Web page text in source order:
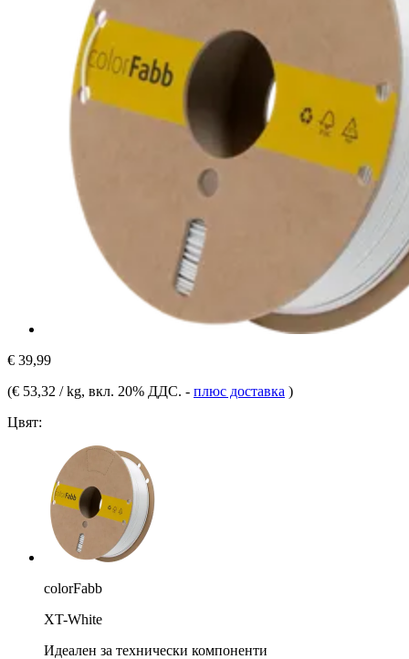
€ 39,99
(€ 53,32 / kg, вкл. 20% ДДС. - плюс доставка )
Цвят:
colorFabb
XT-White
Идеален за технически компоненти